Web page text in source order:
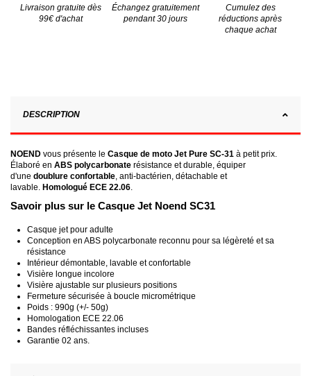
Livraison gratuite dès
99€ d'achat
Échangez gratuitement
pendant 30 jours
Cumulez des
réductions après
chaque achat
DESCRIPTION
NOEND vous présente le Casque de moto Jet Pure SC-31 à petit prix.
Élaboré en ABS polycarbonate résistance et durable, équiper
d'une doublure confortable, anti-bactérien, détachable et
lavable. Homologué ECE 22.06.
Savoir plus sur le Casque Jet Noend SC31
Casque jet pour adulte
Conception en ABS polycarbonate reconnu pour sa légèreté et sa
résistance
Intérieur démontable, lavable et confortable
Visière longue incolore
Visière ajustable sur plusieurs positions
Fermeture sécurisée à boucle micrométrique
Poids : 990g (+/- 50g)
Homologation ECE 22.06
Bandes réfléchissantes incluses
Garantie 02 ans.